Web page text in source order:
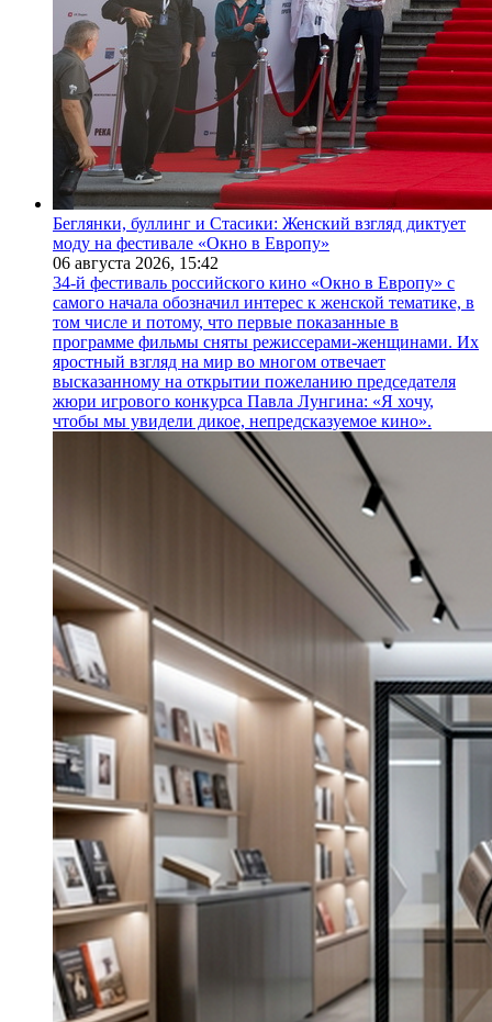
Беглянки, буллинг и Стасики: Женский взгляд диктует
моду на фестивале «Окно в Европу»
06 августа 2026, 15:42
34-й фестиваль российского кино «Окно в Европу» с
самого начала обозначил интерес к женской тематике, в
том числе и потому, что первые показанные в
программе фильмы сняты режиссерами-женщинами. Их
яростный взгляд на мир во многом отвечает
высказанному на открытии пожеланию председателя
жюри игрового конкурса Павла Лунгина: «Я хочу,
чтобы мы увидели дикое, непредсказуемое кино».